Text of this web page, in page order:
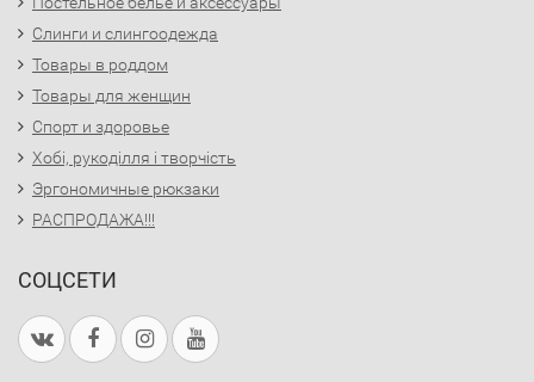
Слинги и слингоодежда
Товары в роддом
Товары для женщин
Спорт и здоровье
Хобі, рукоділля і творчість
Эргономичные рюкзаки
РАСПРОДАЖА!!!
СОЦСЕТИ